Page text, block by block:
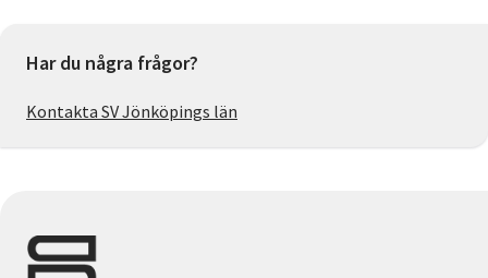
Har du några frågor?
Kontakta SV Jönköpings län